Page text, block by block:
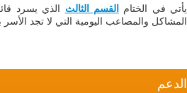
يأتي في الختامالقسم الثالث الذي يسرد
المشاكل والمصاعب اليومية التي لا تجد الأسر
الدعم